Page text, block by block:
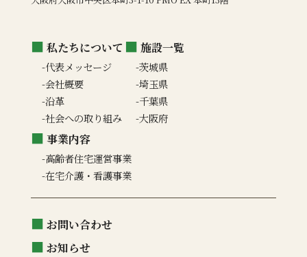
私たちについて
代表メッセージ
会社概要
沿革
社会への取り組み
施設一覧
茨城県
埼玉県
千葉県
大阪府
事業内容
高齢者住宅運営事業
在宅介護・看護事業
お問い合わせ
お知らせ